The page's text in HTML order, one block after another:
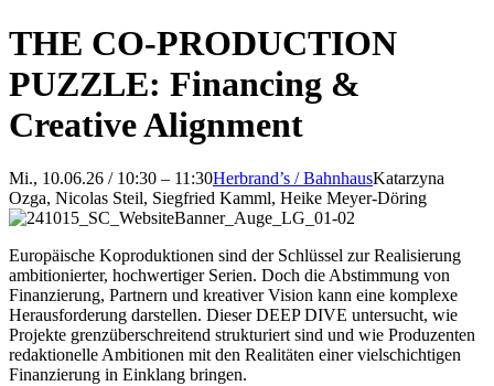
THE CO-PRODUCTION
PUZZLE: Financing &
Creative Alignment
Mi., 10.06.26 / 10:30 – 11:30Herbrand’s / BahnhausKatarzyna
Ozga, Nicolas Steil, Siegfried Kamml, Heike Meyer-Döring
Europäische Koproduktionen sind der Schlüssel zur Realisierung
ambitionierter, hochwertiger Serien. Doch die Abstimmung von
Finanzierung, Partnern und kreativer Vision kann eine komplexe
Herausforderung darstellen. Dieser DEEP DIVE untersucht, wie
Projekte grenzüberschreitend strukturiert sind und wie Produzenten
redaktionelle Ambitionen mit den Realitäten einer vielschichtigen
Finanzierung in Einklang bringen.